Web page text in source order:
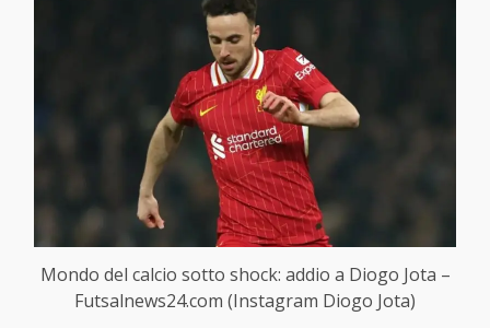
Mondo del calcio sotto shock: addio a Diogo Jota –
Futsalnews24.com (Instagram Diogo Jota)